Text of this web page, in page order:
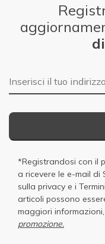
E-mail
*Registrandosi con il
a ricevere le e-mail di
sulla privacy e i
articoli possono
maggiori
promozione.